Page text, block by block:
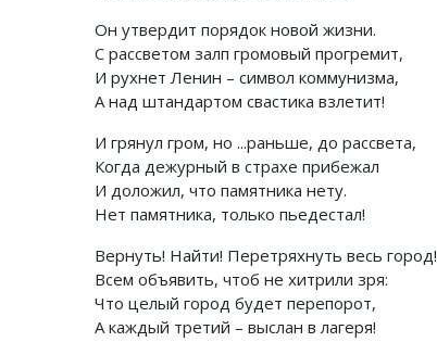
Он утвердит порядок новой жизни.
С рассветом залп громовый прогремит,
И рухнет Ленин – символ коммунизма,
А над штандартом свастика взлетит!
И грянул гром, но ...раньше, до рассвета,
Когда дежурный в страхе прибежал
И доложил, что памятника нету.
Нет памятника, только пьедестал!
Вернуть! Найти! Перетряхнуть весь город!
Всем объявить, чтоб не хитрили зря:
Что целый город будет перепорот,
А каждый третий – выслан в лагеря!